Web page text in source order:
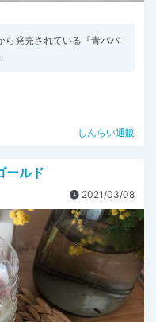
発売されている『青パパ
しんらい通販
ールド
2021/03/08